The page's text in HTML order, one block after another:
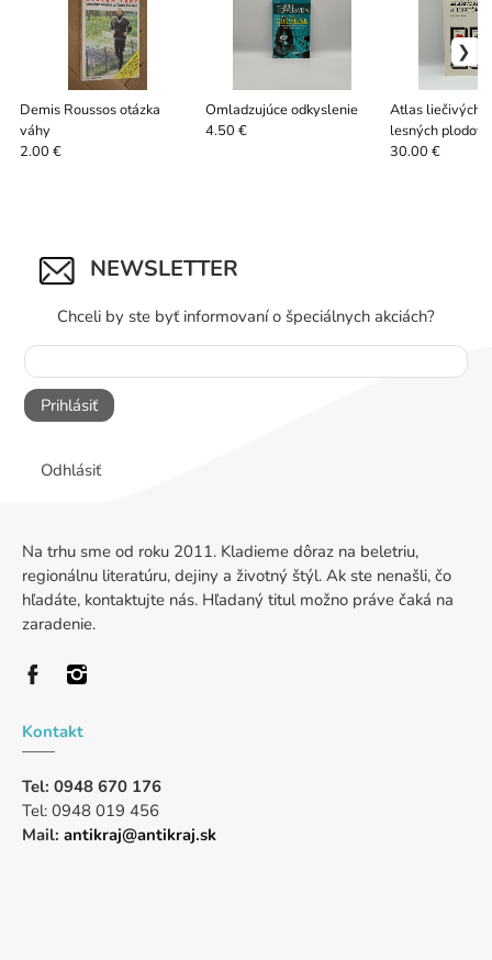
Demis Roussos otázka
váhy
2.00 €
Omladzujúce odkyslenie
4.50 €
Atlas liečivých
lesných plodov
30.00 €
NEWSLETTER
Chceli by ste byť informovaní o špeciálnych akciách?
Prihlásiť
Odhlásiť
Na trhu sme od roku 2011. Kladieme dôraz na beletriu,
regionálnu literatúru, dejiny a životný štýl. Ak ste nenašli, čo
hľadáte, kontaktujte nás. Hľadaný titul možno práve čaká na
zaradenie.
Kontakt
Tel: 0948 670 176
Tel: 0948 019 456
Mail: antikraj@antikraj.sk